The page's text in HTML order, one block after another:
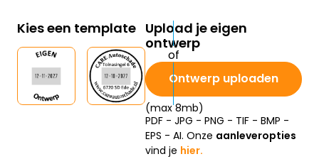
Kies een template Upload je eigen
ontwerp
Ontwerp uploaden
(max 8mb)
PDF - JPG - PNG - TIF - BMP -
EPS - AI. Onze aanleveropties
vind je hier.